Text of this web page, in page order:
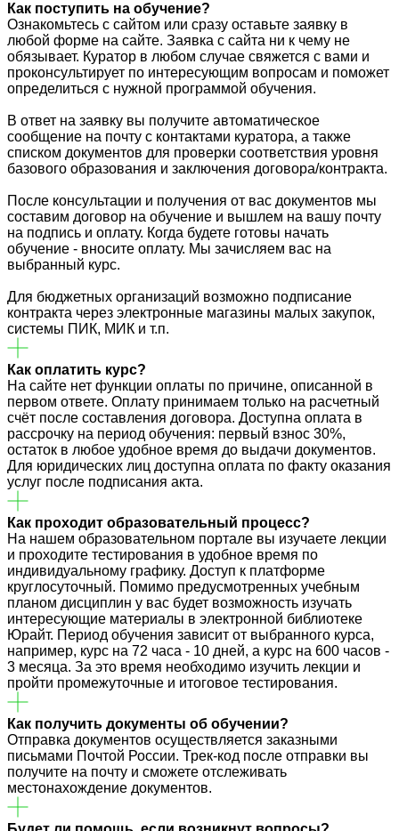
Как поступить на обучение?
Ознакомьтесь с сайтом или сразу оставьте заявку в
любой форме на сайте. Заявка с сайта ни к чему не
обязывает. Куратор в любом случае свяжется с вами и
проконсультирует по интересующим вопросам и поможет
определиться с нужной программой обучения.
В ответ на заявку вы получите автоматическое
сообщение на почту с контактами куратора, а также
списком документов для проверки соответствия уровня
базового образования и заключения договора/контракта.
После консультации и получения от вас документов мы
составим договор на обучение и вышлем на вашу почту
на подпись и оплату. Когда будете готовы начать
обучение - вносите оплату. Мы зачисляем вас на
выбранный курс.
Для бюджетных организаций возможно подписание
контракта через электронные магазины малых закупок,
системы ПИК, МИК и т.п.
Как оплатить курс?
На сайте нет функции оплаты по причине, описанной в
первом ответе. Оплату принимаем только на расчетный
счёт после составления договора. Доступна оплата в
рассрочку на период обучения: первый взнос 30%,
остаток в любое удобное время до выдачи документов.
Для юридических лиц доступна оплата по факту оказания
услуг после подписания акта.
Как проходит образовательный процесс?
На нашем образовательном портале вы изучаете лекции
и проходите тестирования в удобное время по
индивидуальному графику. Доступ к платформе
круглосуточный. Помимо предусмотренных учебным
планом дисциплин у вас будет возможность изучать
интересующие материалы в электронной библиотеке
Юрайт. Период обучения зависит от выбранного курса,
например, курс на 72 часа - 10 дней, а курс на 600 часов -
3 месяца. За это время необходимо изучить лекции и
пройти промежуточные и итоговое тестирования.
Как получить документы об обучении?
Отправка документов осуществляется заказными
письмами Почтой России. Трек-код после отправки вы
получите на почту и сможете отслеживать
местонахождение документов.